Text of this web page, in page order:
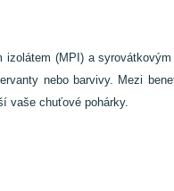
(MPI) a
nebo barvivy. Mezi
vaše chuťové pohárky.